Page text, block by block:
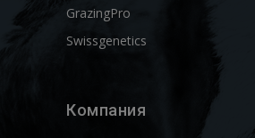
GrazingPro
Swissgenetics
Компания